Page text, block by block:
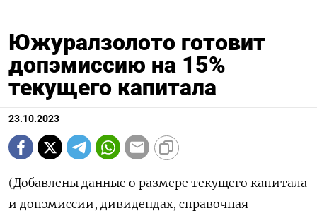
Южуралзолото готовит
допэмиссию на 15%
текущего капитала
23.10.2023
(Добавлены данные о размере текущего капитала
и допэмиссии, дивидендах, справочная